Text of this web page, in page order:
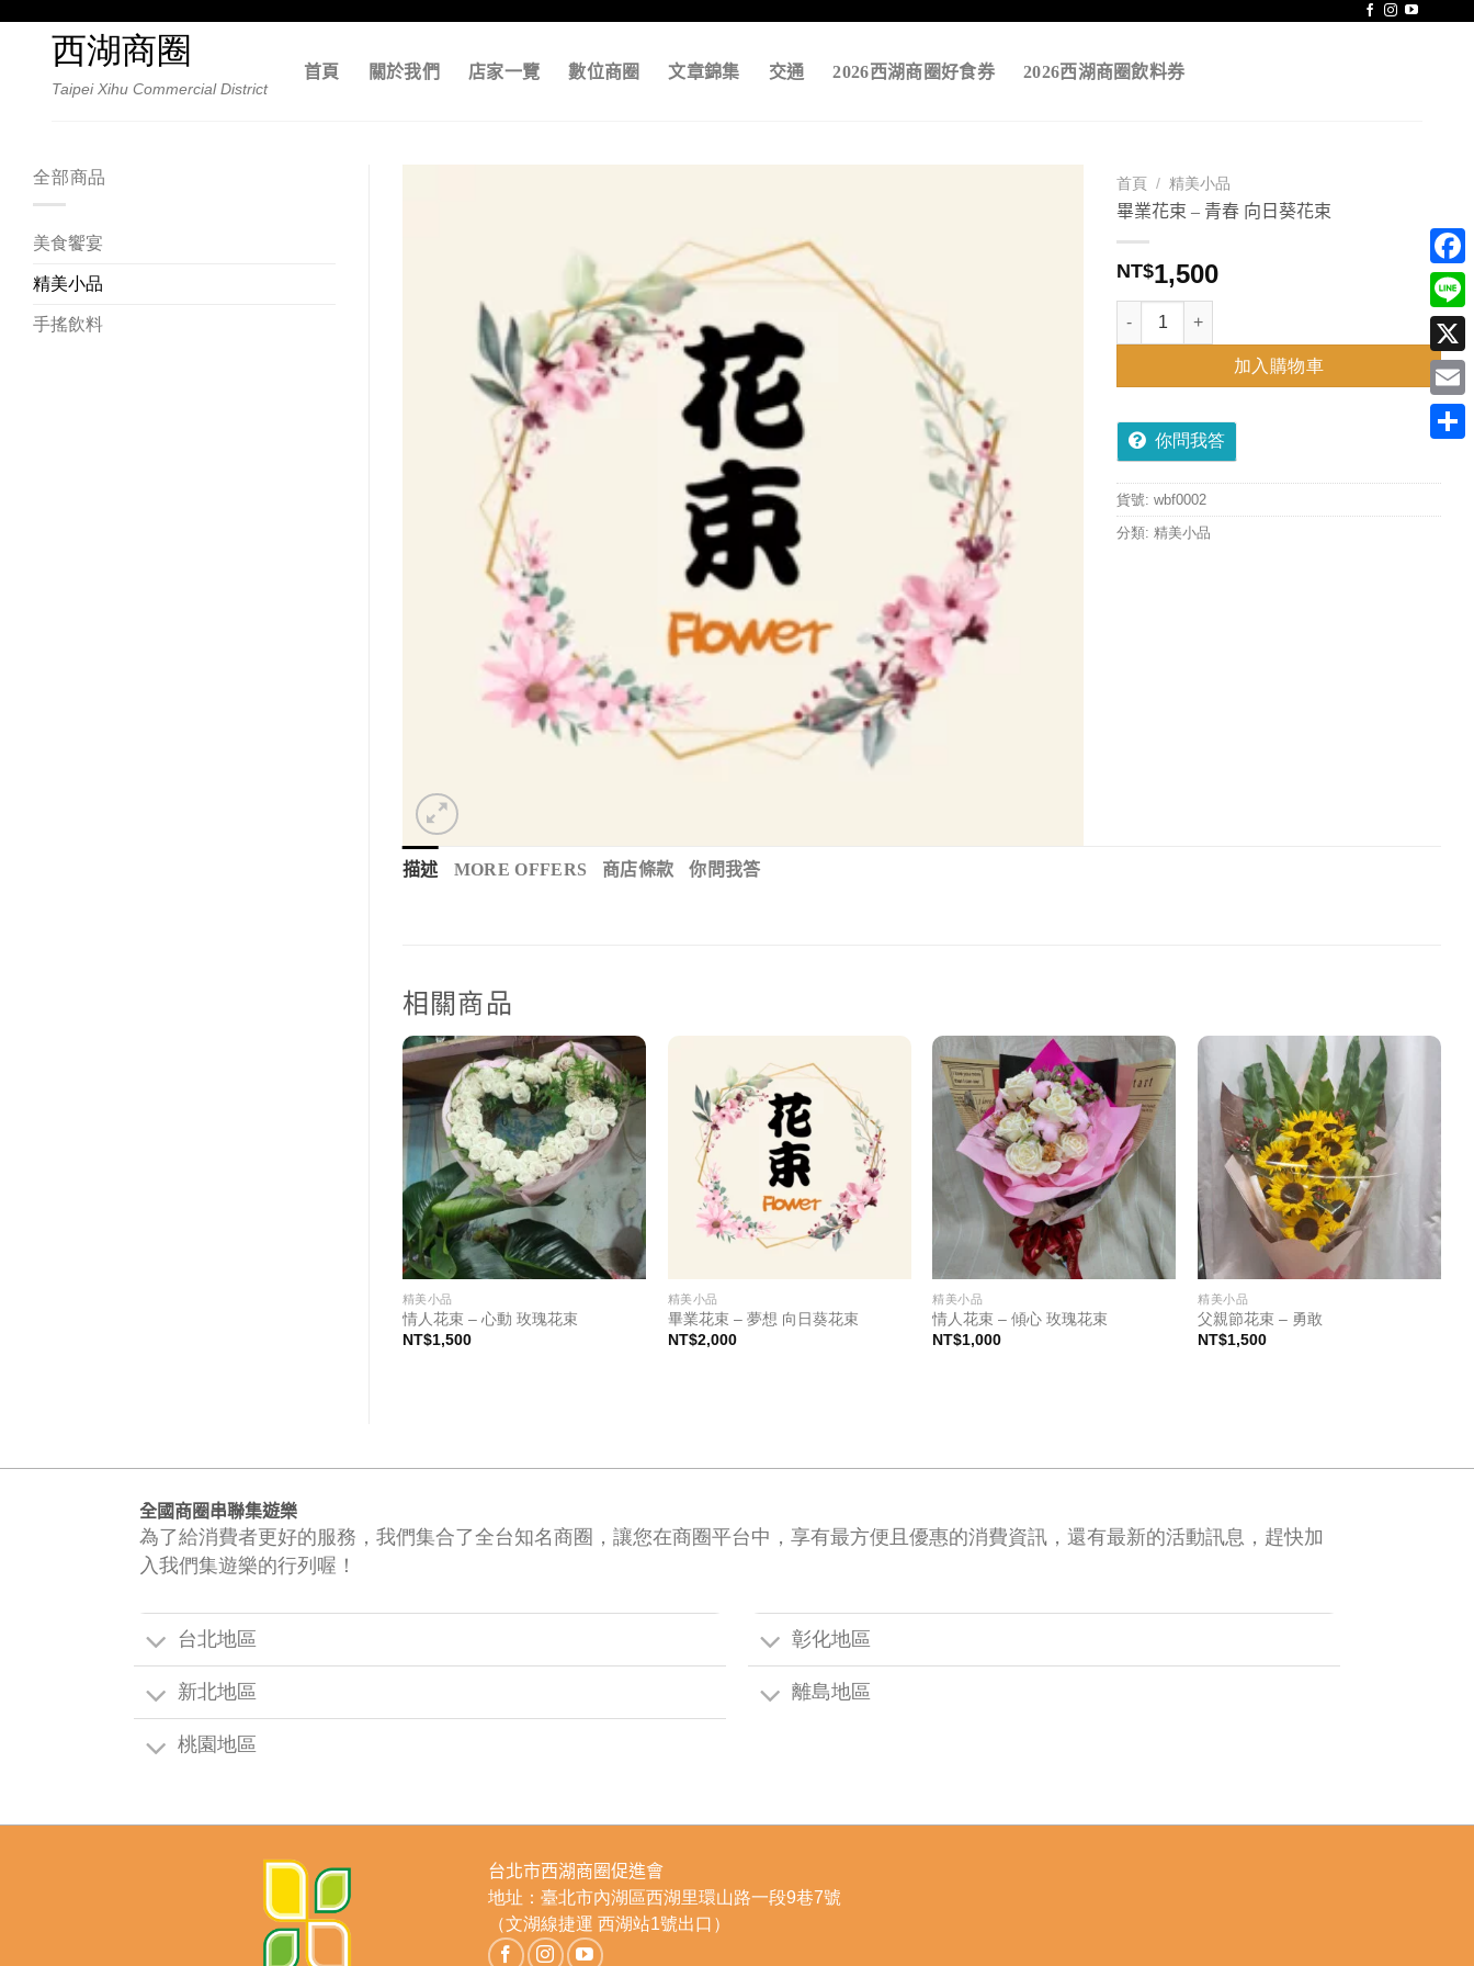
content西湖商圈
Taipei Xihu Commercial District
首頁 關於我們 店家一覽 數位商圈 文章錦集 交通 2026西湖商圈好食券 2026西湖商圈飲料券
全部商品
美食饗宴
精美小品
手搖飲料
首頁 / 精美小品
畢業花束 – 青春 向日葵花束
NT$1,500
加入購物車
你問我答
貨號:wbf0002
分類:精美小品
描述 MORE OFFERS 商店條款 你問我答
相關商品
精美小品
情人花束 – 心動 玫瑰花束
NT$1,500
精美小品
畢業花束 – 夢想 向日葵花束
NT$2,000
精美小品
情人花束 – 傾心 玫瑰花束
NT$1,000
精美小品
父親節花束 – 勇敢
NT$1,500
全國商圈串聯集遊樂
為了給消費者更好的服務，我們集合了全台知名商圈，讓您在商圈平台中，享有最方便且優惠的消費資訊，還有最新的活動訊息，趕快加
入我們集遊樂的行列喔！
台北地區
新北地區
桃園地區
彰化地區
離島地區
台北市西湖商圈促進會
地址：臺北市內湖區西湖里環山路一段9巷7號
（文湖線捷運 西湖站1號出口）
Line
X
Email